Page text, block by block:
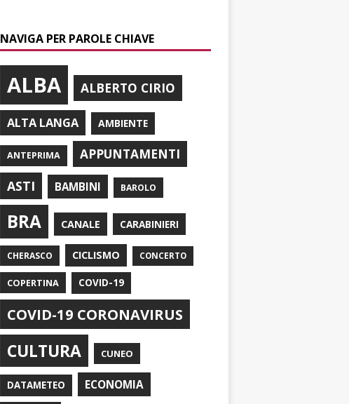
NAVIGA PER PAROLE CHIAVE
ALBA ALBERTO CIRIO
ALTA LANGA AMBIENTE
ANTEPRIMA
APPUNTAMENTI
ASTI
BAMBINI BAROLO
BRA CANALE CARABINIERI
CHERASCO CICLISMO CONCERTO
COPERTINA COVID-19
COVID-19 CORONAVIRUS
CULTURA CUNEO
DATAMETEO ECONOMIA